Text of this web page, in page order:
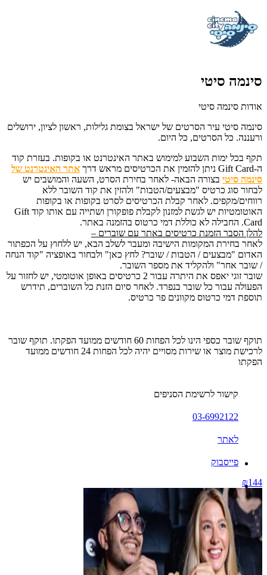
סינמה סיטי
אודות סינמה סיטי
סינמה סיטי עיר הסרטים של ישראל בצומת גלילות, ראשון לציון, ירושלים
ורעננה. כל הסרטים, כל היום.
תקף בכל ימות השבוע למימוש באתר האינטרנט או בקופות. בעזרת קוד
ה-Gift Card ניתן להזמין את הכרטיסים מראש דרך
אתר האינטרנט של
סינמה סיטי בצורה הבאה- לאחר בחירת הסרט, השעה והמושבים יש
לבחור סוג כרטיס "מבצעים/הטבות" ולהזין את קוד השובר ללא
רווחים/מקפים. לאחר קבלת הכרטיסים לסרט בקופות או בקופות
האוטומטיות יש לגשת למזנון לקבלת פופקורן ושתייה עם אותו קוד Gift
Card. החבילה לא כוללת דמי כרטוס בהזמנה באתר.
להלן הסבר הזמנת כרטיסים באתר עם שוברים –
לאחר בחירת המקומות הישיבה ומעבר לשלב הבא, יש ללחוץ על הכפתור
האדום "מבצעים / הטבות / שובר? לחץ כאן" ולבחור באופציה "קוד הנחה
/ שובר אחר" ולהקליד את מספר השובר.
שובר זוגי יאפס את היתרה עבור 2 כרטיסים באופן אוטומטי, יש לחזור על
הפעולה עבור כל שובר בנפרד. לאחר סיום הזנת כל השוברים, תידרש
תוספת דמי כרטוס מקוונים פר כרטיס.
תוקף שובר כספי הינו לכל הפחות 60 חודשים ממועד הפקתו. תוקף שובר
לרכישת מוצר או שירות מסויים יהיה לכל הפחות 24 חודשים ממועד
הפקתו
קישור לרשימת הסניפים
03-6992122
לאתר
פייסבוק
₪144